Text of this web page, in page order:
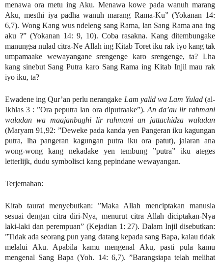
menawa ora metu ing Aku. Menawa kowe pada wanuh marang
Aku, mesthi iya padha wanuh marang Rama-Ku” (Yokanan 14:
6,7). Wong Kang wus ndeleng sang Rama, lan Sang Rama ana ing
aku ?” (Yokanan 14: 9, 10). Coba rasakna. Kang ditembungake
manungsa nulad citra-Ne Allah ing Kitab Toret iku rak iyo kang tak
umpamaake wewayangane srengenge karo srengenge, ta? Lha
kang sinebut Sang Putra karo Sang Rama ing Kitab Injil mau rak
iyo iku, ta?
Ewadene ing Qur’an perlu nerangake Lam yalid wa Lam Yulad(al-
Ikhlas 3 : ”Ora peputra lan ora diputraake”). An da’au lir rahmani
waladan wa maajanbaghi lir rahmani an jattachidza waladan
(Maryam 91,92: ”Deweke pada kanda yen Pangeran iku kagungan
putra, lha pangeran kagungan putra iku ora patut), jalaran ana
wong-wong kang nekadake yen tembung ”putra” iku ateges
letterlijk, dudu symbolisci kang pepindane wewayangan.
Terjemahan:
Kitab taurat menyebutkan: ”Maka Allah menciptakan manusia
sesuai dengan citra diri-Nya, menurut citra Allah diciptakan-Nya
laki-laki dan perempuan” (Kejadian 1: 27). Dalam Injil disebutkan:
”Tidak ada seorang pun yang datang kepada sang Bapa, kalau tidak
melalui Aku. Apabila kamu mengenal Aku, pasti pula kamu
mengenal Sang Bapa (Yoh. 14: 6,7). ”Barangsiapa telah melihat